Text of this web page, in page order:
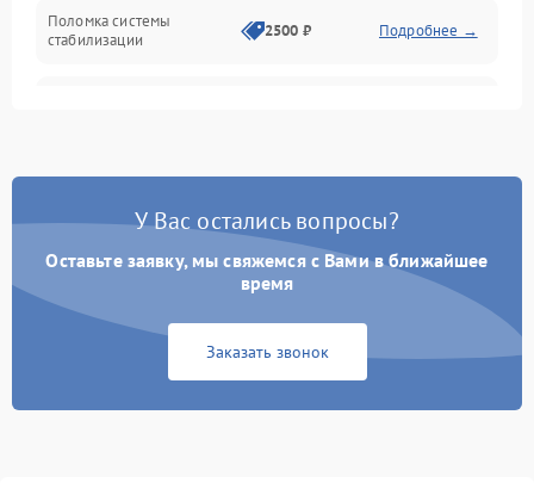
Поломка системы
стабилизации
2500 ₽ Подробнее →
Неисправность системы
Поломка системы GPS 2000 ₽ Подробнее →
Повреждение системы
защиты от перегрузок
1500 ₽
автоматического
1500 ₽ Подробнее →
У Вас остались вопросы?
Оставьте заявку, мы свяжемся с Вами в ближайшее
время
Заказать звонок